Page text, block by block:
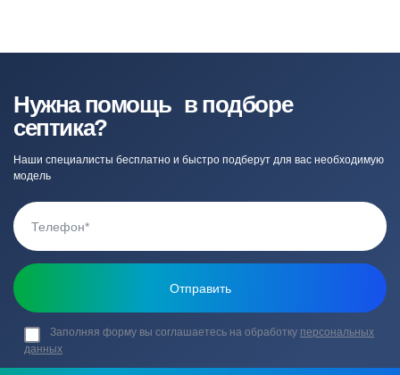
Нужна помощь в подборе
септика?
Наши специалисты бесплатно и быстро подберут для вас необходимую
модель
Заполняя форму вы соглашаетесь на обработку персональных
данных